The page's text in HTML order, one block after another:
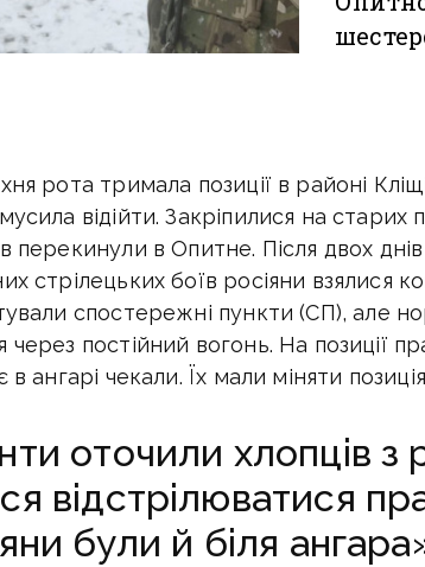
рота тримала позиції в районі
відійти. Закріпилися на старих
перекинули в Опитне. Після двох
стрілецьких боїв росіяни взялися
спостережні пункти (СП), але
через постійний вогонь. На позиції
ангарі чекали. Їх мали міняти
оточили хлопців з
відстрілюватися
були й біля